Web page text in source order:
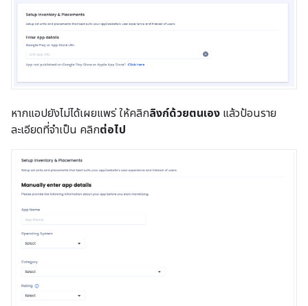
หากแอปยังไม่ได้เผยแพร่ ให้คลิกลิงก์ด้วยตนเอง แล้วป้อนราย
ละเอียดที่จำเป็น คลิกต่อไป